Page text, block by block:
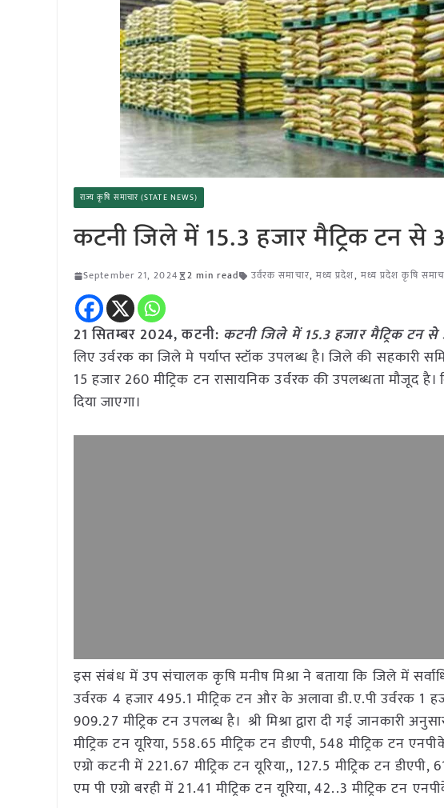
राज्य कृषि समाचार (STATE NEWS)
कटनी जिले में 15.3 हजार मैट्रिक टन से
September 21, 2024 2 min read उर्वरक समाचार, मध्य प्रदेश, मध्य प्रदेश कृषि
21 सितम्बर 2024, कटनी: कटनी जिले में 15.3 हजार मैट्रिक टन
लिए उर्वरक का जिले मे पर्याप्त स्टॉक उपलब्ध है। जिले की सहकारी
15 हजार 260 मीट्रिक टन रासायनिक उर्वरक की उपलब्धता मौजूद
दिया जाएगा।
इस संबंध में उप संचालक कृषि मनीष मिश्रा ने बताया कि जिले में
उर्वरक 4 हजार 495.1 मीट्रिक टन और के अलावा डी.ए.पी उर्वरक 1
909.27 मीट्रिक टन उपलब्ध है। श्री मिश्रा द्वारा दी गई जानकारी
मीट्रिक टन यूरिया, 558.65 मीट्रिक टन डीएपी, 548 मीट्रिक टन
एग्रो कटनी में 221.67 मीट्रिक टन यूरिया,, 127.5 मीट्रिक टन
एम पी एग्रो बरही में 21.41 मीट्रिक टन यूरिया, 42..3 मीट्रिक टन